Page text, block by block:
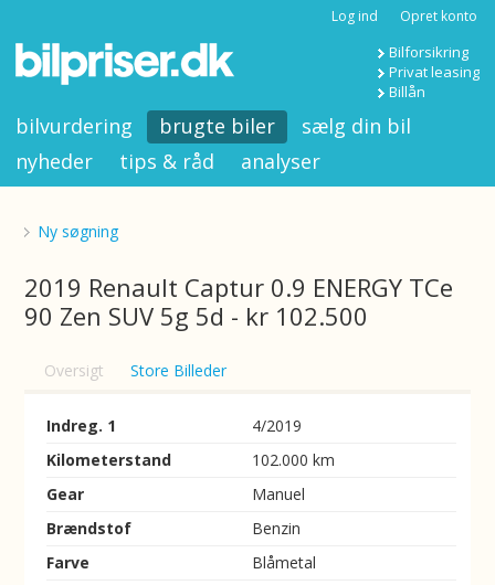
Log ind Opret konto
Bilforsikring
Privat leasing
Billån
bilvurdering brugte biler
sælg din bil
nyheder
tips & råd analyser
Ny søgning
2019 Renault Captur 0.9 ENERGY TCe
90 Zen SUV 5g 5d - kr 102.500
Oversigt Store Billeder
Indreg. 1
4/2019
Kilometerstand
102.000 km
Gear
Manuel
Brændstof
Benzin
Farve
Blåmetal